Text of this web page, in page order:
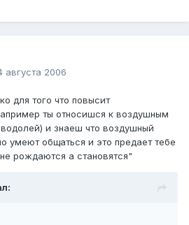
августа 2006
для того что повысит
ты относишся к воздушным
и знаеш что воздушный
умеют общаться и это предает тебе
рождаются а становятся"